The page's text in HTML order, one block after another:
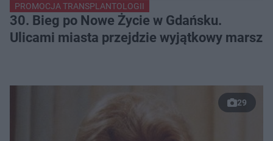
PROMOCJA TRANSPLANTOLOGII
30. Bieg po Nowe Życie w Gdańsku.
Ulicami miasta przejdzie wyjątkowy marsz
29